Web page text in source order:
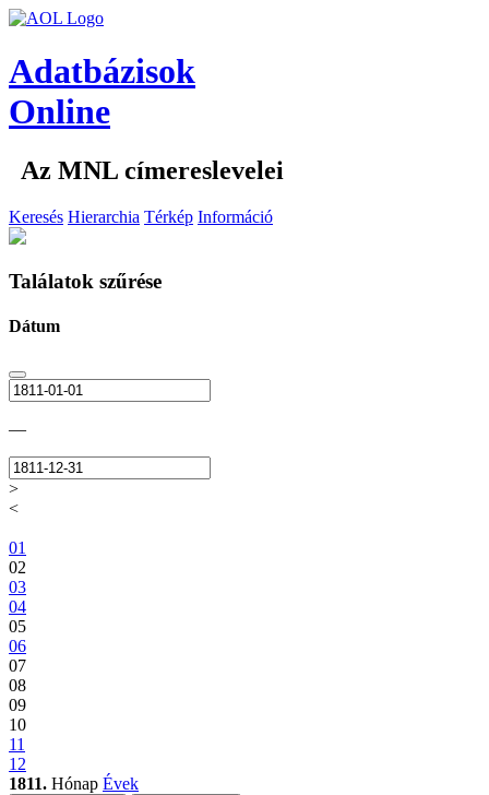
Adatbázisok
Online
Az MNL címereslevelei
Keresés Hierarchia Térkép Információ
Találatok szűrése
Dátum
—
>
<
01
02
03
04
05
06
07
08
09
10
11
12
1811. Hónap Évek